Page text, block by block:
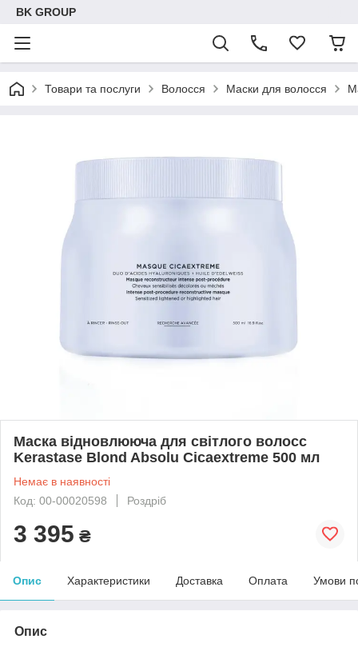
BK GROUP
Товари та послуги Волосся Маски для волосся
Маска відновлююча для світлого волосс
Kerastase Blond Absolu Cicaextreme 500 мл
Немає в наявності
Код: 00-00020598
Роздріб
3 395 ₴
Опис Характеристики Доставка Оплата Умови
Опис